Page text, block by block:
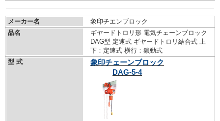
メーカー名
象印チエンブロック
品名
ギヤードトロリ形 電気チェーンブロック
DAG型 定速式 ギヤードトロリ結合式 上
下：定速式 横行：鎖動式
型 式
象印チェーンブロック
DAG-5-4